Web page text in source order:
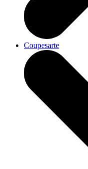
Coupesarte